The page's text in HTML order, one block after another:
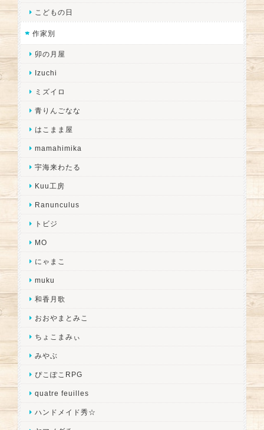
こどもの日
作家別
卯の月屋
Izuchi
ミズイロ
青りんごなな
はこまま屋
mamahimika
宇海来わたる
Kuu工房
Ranunculus
トビジ
MO
にゃまこ
muku
和香月歌
おおやまとみこ
ちょこまみぃ
みやぶ
ぴこぽこRPG
quatre feuilles
ハンドメイド秀☆